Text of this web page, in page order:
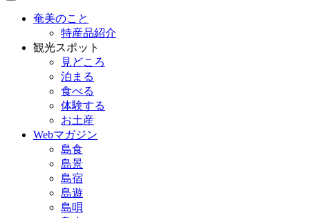
奄美のこと
特産品紹介
観光スポット
見どころ
泊まる
食べる
体験する
お土産
Webマガジン
島食
島景
島宿
島遊
島唄